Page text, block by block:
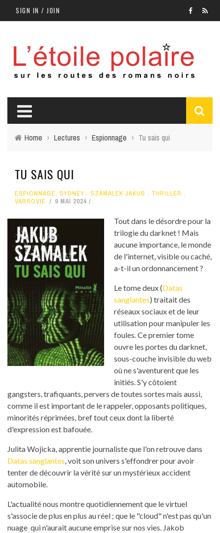
SIGN IN / JOIN
Home › Lectures › Espionnage › Tu sais qui
TU SAIS QUI
ESPIONNAGE, SYDNEY , SZAMALEK JAKUB , THRILLER ,
VARSOVIE
9 MAI 2024
Tout dans le désordre pour la
trilogie du darknet ! Mais
aucune importance, le monde
de l'internet, visible ou caché,
a-t-il un ordonnancement ?
Le tome deux (Datas
sanglantes) traitait des
réseaux sociaux et de leur
utilisation pour manipuler les
foules. Ce premier tome
ouvre les portes du darknet,
sous-couche invisible du web
où ne s'aventurent que les
initiés. S'y côtoient
gangsters, trafiquants, pervers de toutes sortes mais aussi,
comme il est important de le rappeler, opposants politiques,
minorités réprimées, bref tout ceux dont la liberté
d'expression est bafouée.
Julita Wojicka, apprentie journaliste que l'on retrouve dans
Datas sanglantes, voit son univers s'effondrer pour avoir
tenter de découvrir la vérité sur un mystérieux accident
automobile.
L'actualité nous montre quotidiennement que le virtuel
s'associe de plus en plus au réel ; que le "cloud" n'est pas qu'un
nuage qui n'aurait aucune emprise sur nos vies. Jakob